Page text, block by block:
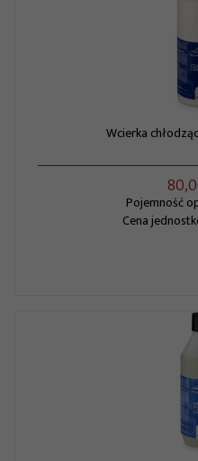
Wcierka
80,
Pojemność
Cena